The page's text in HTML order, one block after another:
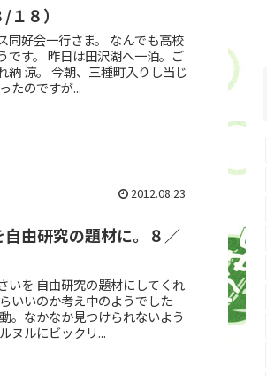
８）
同好会一行さま。 なんでも高校
です。 昨日は田沢湖へ一泊。ご
納 涼。 今朝、三種町入りし当じ
たのですが...
2012.08.23
由研究の題材に。８／
いを 自由研究の題材にしてくれ
いいのか考え中のようでした
。なかなか見つけられないよう
ヌルにビックリ...